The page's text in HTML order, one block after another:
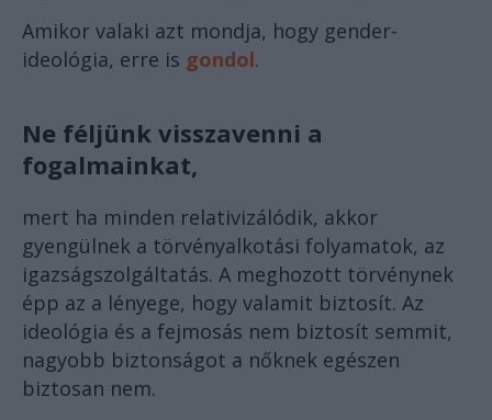
Amikor valaki azt mondja, hogy gender-
ideológia, erre is gondol.
Ne féljünk visszavenni a
fogalmainkat,
mert ha minden relativizálódik, akkor
gyengülnek a törvényalkotási folyamatok, az
igazságszolgáltatás. A meghozott törvénynek
épp az a lényege, hogy valamit biztosít. Az
ideológia és a fejmosás nem biztosít semmit,
nagyobb biztonságot a nőknek egészen
biztosan nem.